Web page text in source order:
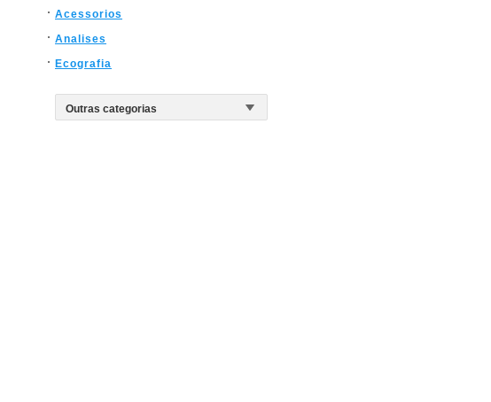
Acessorios
Analises
Ecografia